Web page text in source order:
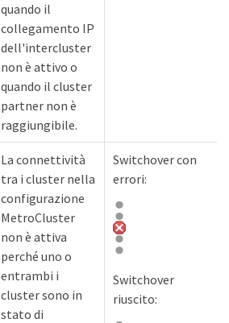
quando il
collegamento IP
dell'intercluster
non è attivo o
quando il cluster
partner non è
raggiungibile.
La connettività
tra i cluster nella
configurazione
MetroCluster
non è attiva
perché uno o
entrambi i
cluster sono in
stato di
Switchover con
errori:
Switchover
riuscito: